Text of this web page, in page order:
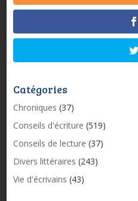
Catégories
Chroniques (37)
Conseils d'écriture (519)
Conseils de lecture (37)
Divers littéraires (243)
Vie d'écrivains (43)